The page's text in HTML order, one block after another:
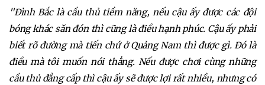
"Đình Bắc là cầu thủ tiềm năng, nếu cậu ấy được các đội
bóng khác săn đón thì cũng là điều hạnh phúc. Cậu ấy phải
biết rõ đường mà tiến chứ ở Quảng Nam thì được gì. Đó là
điều mà tôi muốn nói thẳng. Nếu được chơi cùng những
cầu thủ đẳng cấp thì cậu ấy sẽ được lợi rất nhiều, nhưng có